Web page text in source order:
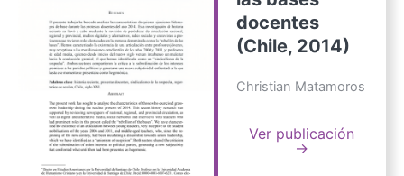
docentes
(Chile, 2014)
Christian Matamoros
Ver publicación
→